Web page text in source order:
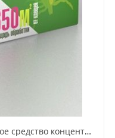
Циперметрин Профессиональное средство концентрат эмульсии 25% для уничтожения тараканов, мух,комаров, блох, клопов, муравьев, ос 50 мл